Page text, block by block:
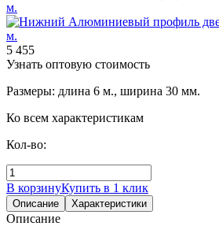
5 455
Узнать оптовую стоимость
Размеры: длина 6 м., ширина 30 мм.
Ко всем характеристикам
Кол-во:
В корзинуКупить в 1 клик
Описание Характеристики
Описание